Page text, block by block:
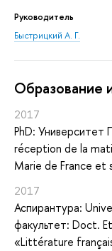
Руководитель
Быстрицкий А. Г.
Oбразование
2017
PhD: Университет
réception de la
Marie de France et
2017
Аспирантура:
факультет: Doct.
«Littérature